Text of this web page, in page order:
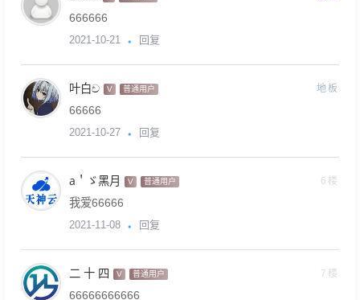
666666
2021-10-21 回复
叶白ච V 普通用户 地板
66666
2021-10-27 回复
a＇ゞ黑月 V 普通用户 6楼
我爱66666
2021-11-08 回复
二 十 四 V 普通用户 7楼
66666666666